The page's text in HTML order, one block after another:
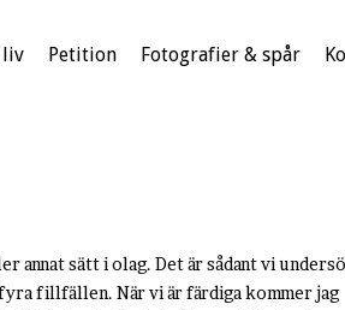
liv Petition Fotografier & spår
annat sätt i olag. Det är sådant vi
fillfällen. När vi är färdiga kommer jag